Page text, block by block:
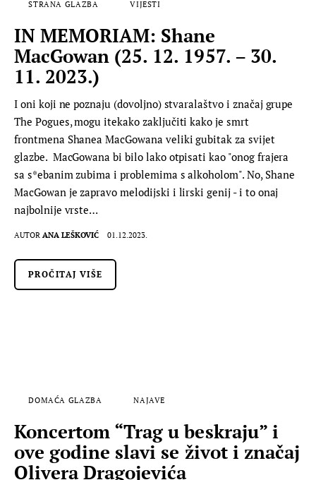
STRANA GLAZBA VIJESTI
IN MEMORIAM: Shane
MacGowan (25. 12. 1957. – 30.
11. 2023.)
I oni koji ne poznaju (dovoljno) stvaralaštvo i značaj grupe
The Pogues, mogu itekako zaključiti kako je smrt
frontmena Shanea MacGowana veliki gubitak za svijet
glazbe. MacGowana bi bilo lako otpisati kao "onog frajera
sa s*ebanim zubima i problemima s alkoholom". No, Shane
MacGowan je zapravo melodijski i lirski genij - i to onaj
najbolnije vrste…
AUTOR ANA LEŠKOVIĆ 01.12.2023.
PROČITAJ VIŠE
DOMAĆA GLAZBA NAJAVE
Koncertom “Trag u beskraju” i
ove godine slavi se život i značaj
Olivera Dragojevića